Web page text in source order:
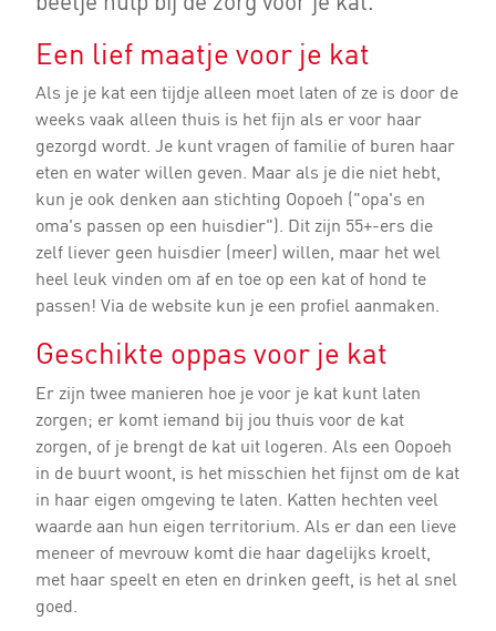
Een lief maatje voor je kat
Als je je kat een tijdje alleen moet laten of ze is door de
weeks vaak alleen thuis is het fijn als er voor haar
gezorgd wordt. Je kunt vragen of familie of buren haar
eten en water willen geven. Maar als je die niet hebt,
kun je ook denken aan stichting Oopoeh ("opa's en
oma's passen op een huisdier"). Dit zijn 55+-ers die
zelf liever geen huisdier (meer) willen, maar het wel
heel leuk vinden om af en toe op een kat of hond te
passen! Via de website kun je een profiel aanmaken.
Geschikte oppas voor je kat
Er zijn twee manieren hoe je voor je kat kunt laten
zorgen; er komt iemand bij jou thuis voor de kat
zorgen, of je brengt de kat uit logeren. Als een Oopoeh
in de buurt woont, is het misschien het fijnst om de kat
in haar eigen omgeving te laten. Katten hechten veel
waarde aan hun eigen territorium. Als er dan een lieve
meneer of mevrouw komt die haar dagelijks kroelt,
met haar speelt en eten en drinken geeft, is het al snel
goed.